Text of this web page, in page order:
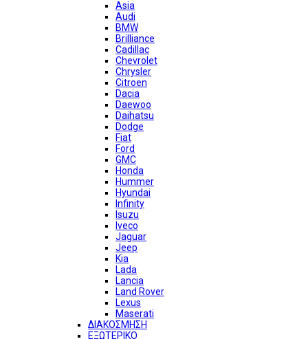
Asia
Audi
BMW
Brilliance
Cadillac
Chevrolet
Chrysler
Citroen
Dacia
Daewoo
Daihatsu
Dodge
Fiat
Ford
GMC
Honda
Hummer
Hyundai
Infinity
Isuzu
Iveco
Jaguar
Jeep
Kia
Lada
Lancia
Land Rover
Lexus
Maserati
ΔΙΑΚΟΣΜΗΣΗ
ΕΞΩΤΕΡΙΚΟ